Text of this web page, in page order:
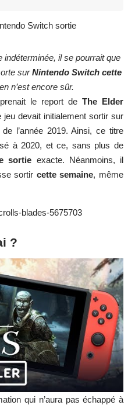
il se pourrait que
surNintendo Switch cette
n’est encore sûr.
le report de The Elder
jeu devait initialement sortir sur
l’année 2019. Ainsi, ce titre
à 2020, et ce, sans plus de
sortie exacte. Néanmoins, il
sortir cette semaine, même
?
qui n’aura pas échappé à